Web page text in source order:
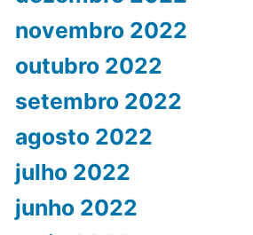
novembro 2022
outubro 2022
setembro 2022
agosto 2022
julho 2022
junho 2022